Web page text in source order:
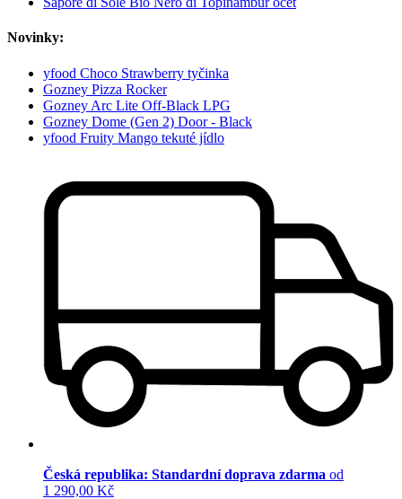
Novinky:
yfood Choco Strawberry tyčinka
Gozney Pizza Rocker
Gozney Arc Lite Off-Black LPG
Gozney Dome (Gen 2) Door - Black
yfood Fruity Mango tekuté jídlo
Česká republika: Standardní doprava zdarma od
1 290,00 Kč